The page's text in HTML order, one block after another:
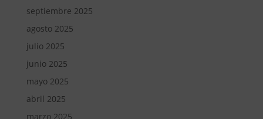
septiembre 2025
agosto 2025
julio 2025
junio 2025
mayo 2025
abril 2025
marzo 2025